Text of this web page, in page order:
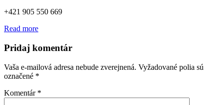
+421 905 550 669
Read more
Pridaj komentár
Vaša e-mailová adresa nebude zverejnená. Vyžadované polia sú
označené *
Komentár *